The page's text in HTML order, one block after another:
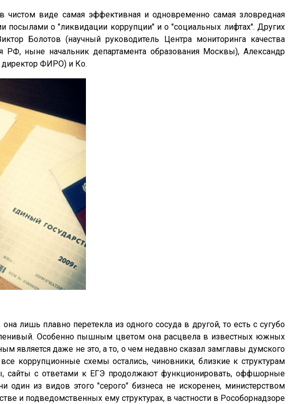
виде самая эффективная и одновременно самая зловредная
о "ликвидации коррупции" и о "социальных лифтах". Других
Болотов (научный руководитель Центра мониторинга качества
ныне начальник департамента образования Москвы), Александр
директор ФИРО) и Ко.
она лишь плавно перетекла из одного сосуда в другой, то есть с сугубо
ленивый. Особенно пышным цветом она расцвела в известных южных
является даже не это, а то, о чем недавно сказал замглавы думского
коррупционные схемы остались, чиновники, близкие к структурам
сайты с ответами к ЕГЭ продолжают функционировать, оффшорные
один из видов этого "серого" бизнеса не искоренен, министерством
и подведомственных ему структурах, в частности в Рособорнадзоре